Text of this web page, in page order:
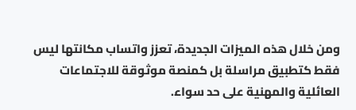
ومن خلال هذه الميزات الجديدة، تعزز واتساب مكانتها ليس
فقط كتطبيق مراسلة بل كمنصة موثوقة للاجتماعات
العائلية والمهنية على حد سواء.